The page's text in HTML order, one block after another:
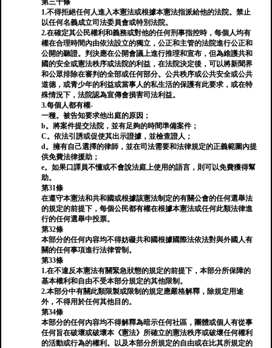
第三十條
1.不得拒絕任何人進入本憲法或根據本憲法指派給他的法院。禁止
以任何名義成立司法委員會或特別法院。
2.在確定其公民權利和義務或對他的任何刑事指控時，每個人均有
權在合理時間內由依法設立的獨立，公正和主管的法院進行公正和
公開的聽證。判決應在公開會議上進行推理和宣布，但為維護共和
國的安全或憲法秩序或法院的利益，在法院決定後，可以將新聞界
和公眾排除在審判的全部或任何部分。公共秩序或公共安全或公共
道德，或青少年的利益或當事人的私生活的保護有此要求，或在特
殊情況下，法院認為宣傳會損害司法利益。
3.每個人都有權-
一種。被告知要求他出庭的原因；
b。將案件提交法院，並有足夠的時間準備案件；
C。依法引誘或促使其出示證據，並檢查證人；
d。擁有自己選擇的律師，並在司法需要和法律規定的正義範圍內提
供免費法律援助；
e。如果口譯員不懂或不會說法庭上使用的語言，則可以免費獲得幫
助。
第31條
在遵守本憲法和共和國或根據該憲法制定的有關公會的任何選舉法
的規定的前提下，每個公民都有權在根據本憲法或任何此類法律進
行的任何選舉中投票。
第32條
本部分的任何內容均不得妨礙共和國根據國際法依法對與外國人有
關的任何事項進行法律管制。
第33條
1.在不違反本憲法有關緊急狀態的規定的前提下，本部分所保障的
基本權利和自由不受本部分規定的其他限制。
2.本部分中有關此類限製或限制的規定應嚴格解釋，除規定用途
外，不得用於任何其他目的。
第34條
本部分的任何內容均不得解釋為暗示任何社區，團體或個人有從事
任何旨在破壞或破壞本《憲法》所確立的憲法秩序或破壞任何權利
的活動或行為的權利。以及本部分所規定的自由或在比其所規定的